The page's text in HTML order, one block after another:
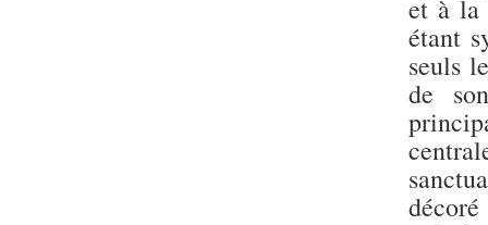
et à la
étant
seuls
de